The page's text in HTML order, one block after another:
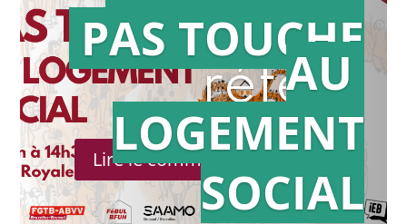
Action en
référé
Lire le communiqué de presse
PAS TOUCHE
AU
LOGEMENT
SOCIAL